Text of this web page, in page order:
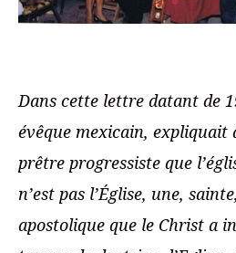
Dans cette lettre datant de
évêque mexicain, expliquait
prêtre progressiste que
n’est pas l’Église, une,
apostolique que le Christ a